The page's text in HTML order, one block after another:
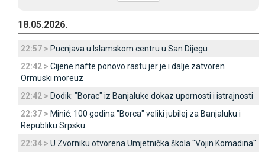
18.05.2026.
22:57 > Pucnjava u Islamskom centru u San Dijegu
22:42 > Cijene nafte ponovo rastu jer je i dalje zatvoren
Ormuski moreuz
22:42 > Dodik: "Borac" iz Banjaluke dokaz upornosti i istrajnosti
22:37 > Minić: 100 godina "Borca" veliki jubilej za Banjaluku i
Republiku Srpsku
22:34 > U Zvorniku otvorena Umjetnička škola "Vojin Komadina"